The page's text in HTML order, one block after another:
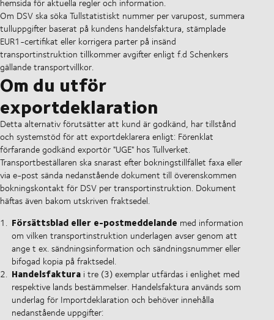
hemsida för aktuella regler och information.
Om DSV ska söka Tullstatistiskt nummer per varupost, summera
tulluppgifter baserat på kundens handelsfaktura, stämplade
EUR1-certifikat eller korrigera parter på insänd
transportinstruktion tillkommer avgifter enligt f.d Schenkers
gällande transportvillkor.
Om du utför
exportdeklaration
Detta alternativ förutsätter att kund är godkänd, har tillstånd
och systemstöd för att exportdeklarera enligt: Förenklat
förfarande godkänd exportör "UGE" hos Tullverket.
Transportbeställaren ska snarast efter bokningstillfället faxa eller
via e-post sända nedanstående dokument till överenskommen
bokningskontakt för DSV per transportinstruktion. Dokument
häftas även bakom utskriven fraktsedel.
Försättsblad eller e-postmeddelande med information
om vilken transportinstruktion underlagen avser genom att
ange t ex. sändningsinformation och sändningsnummer eller
bifogad kopia på fraktsedel.
Handelsfakturai tre (3) exemplar utfärdas i enlighet med
respektive lands bestämmelser. Handelsfaktura används som
underlag för Importdeklaration och behöver innehålla
nedanstående uppgifter: